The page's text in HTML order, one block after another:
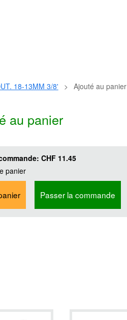
18-13MM 3/8' > Ajouté au panier
au panier
CHF 11.45
panier
Passer la commande